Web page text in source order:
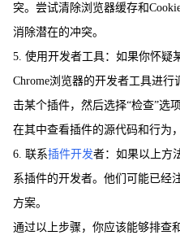
突。尝试清除浏览器缓存和
消除潜在的冲突。
5. 使用开发者工具：如果你怀疑
Chrome浏览器的开发者工具进
击某个插件，然后选择“检查”选
在其中查看插件的源代码和行为
6. 联系插件开发者：如果以上方
系插件的开发者。他们可能已经
方案。
通过以上步骤，你应该能够排查